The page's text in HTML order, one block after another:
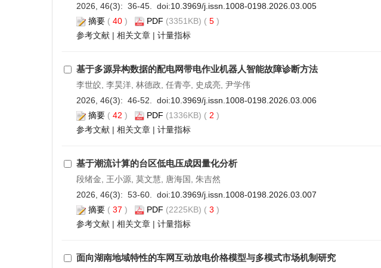
2026, 46(3): 36-45. doi:10.3969/j.issn.1008-0198.2026.03.005
摘要( 40) PDF (3351KB) ( 5 )
参考文献| 相关文章| 计量指标
基于多源异构数据的配电网带电作业机器人智能故障诊断方法
李世皎, 李昊洋, 林德政, 任青亭, 史成亮, 尹学伟
2026, 46(3): 46-52. doi:10.3969/j.issn.1008-0198.2026.03.006
摘要( 42 ) PDF (1336KB) ( 2 )
参考文献| 相关文章| 计量指标
基于潮流计算的台区低电压成因量化分析
段绪金, 王小源, 莫文慧, 唐海国, 朱吉然
2026, 46(3): 53-60. doi:10.3969/j.issn.1008-0198.2026.03.007
摘要( 37 ) PDF (2225KB) ( 3 )
参考文献| 相关文章| 计量指标
面向湖南地域特性的车网互动放电价格模型与多模式市场机制研究